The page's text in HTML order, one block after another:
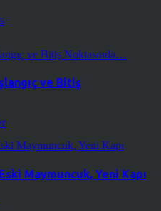
ve Bitiş
Maymuncuk, Yeni Kapı